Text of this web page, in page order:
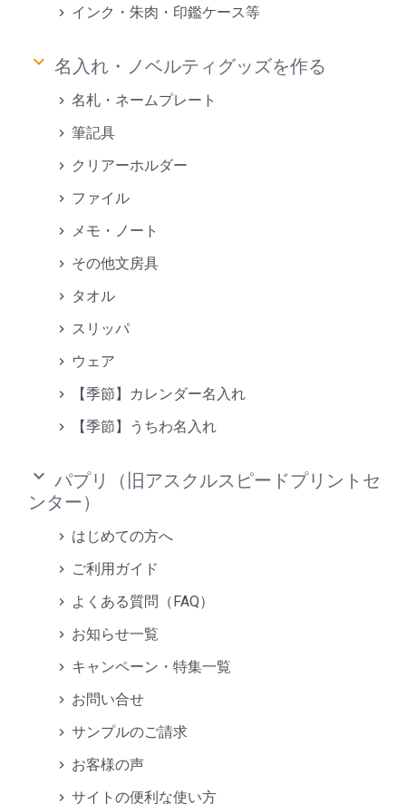
インク・朱肉・印鑑ケース等
keyboard_arrow_down 名入れ・ノベルティグッズを作る
名札・ネームプレート
筆記具
クリアーホルダー
ファイル
メモ・ノート
その他文房具
タオル
スリッパ
ウェア
【季節】カレンダー名入れ
【季節】うちわ名入れ
keyboard_arrow_down パプリ（旧アスクルスピードプリントセ
ンター）
はじめての方へ
ご利用ガイド
よくある質問（FAQ）
お知らせ一覧
キャンペーン・特集一覧
お問い合せ
サンプルのご請求
お客様の声
サイトの便利な使い方